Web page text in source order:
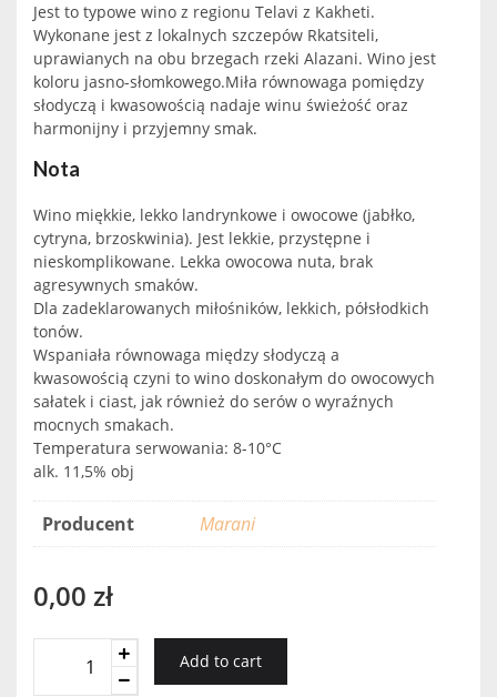
Jest to typowe wino z regionu Telavi z Kakheti.
Wykonane jest z lokalnych szczepów Rkatsiteli,
uprawianych na obu brzegach rzeki Alazani. Wino jest
koloru jasno-słomkowego.Miła równowaga pomiędzy
słodyczą i kwasowością nadaje winu świeżość oraz
harmonijny i przyjemny smak.
Nota
Wino miękkie, lekko landrynkowe i owocowe (jabłko,
cytryna, brzoskwinia). Jest lekkie, przystępne i
nieskomplikowane. Lekka owocowa nuta, brak
agresywnych smaków.
Dla zadeklarowanych miłośników, lekkich, półsłodkich
tonów.
Wspaniała równowaga między słodyczą a
kwasowością czyni to wino doskonałym do owocowych
sałatek i ciast, jak również do serów o wyraźnych
mocnych smakach.
Temperatura serwowania: 8-10°C
alk. 11,5% obj
Producent Marani
0,00 zł
Telavuri
Add to cart